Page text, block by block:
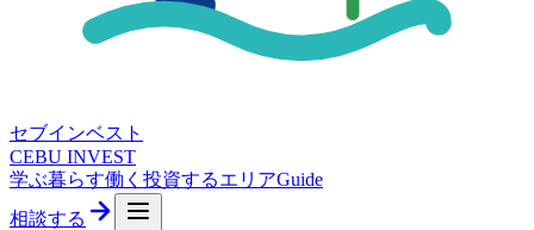
セブインベスト
CEBU INVEST
学ぶ暮らす働く 投資するエリアGuide
相談する